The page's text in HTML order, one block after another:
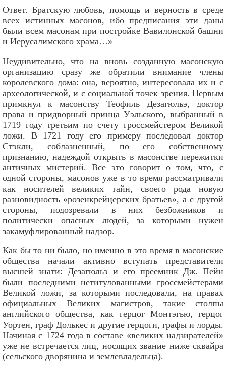
Ответ. Братскую любовь, помощь и верность в среде
всех истинных масонов, ибо предписания эти даны
были всем масонам при постройке Вавилонской башни
и Иерусалимского храма…»
Неудивительно, что на вновь созданную масонскую
организацию сразу же обратили внимание члены
королевского дома: она, вероятно, интересовала их и с
археологической, и с социальной точек зрения. Первым
примкнул к масонству Теофиль Дезагюльэ, доктор
права и придворный принца Уэльского, выбранный в
1719 году третьим по счету гроссмейстером Великой
ложи. В 1721 году его примеру последовал доктор
Стэкли, соблазненный, по его собственному
признанию, надеждой открыть в масонстве пережитки
античных мистерий. Все это говорит о том, что, с
одной стороны, масонов уже в то время рассматривали
как носителей великих тайн, своего рода новую
разновидность «розенкрейцерских братьев», а с другой
стороны, подозревали в них безбожников и
политически опасных людей, за которыми нужен
закамуфлированный надзор.
Как бы то ни было, но именно в это время в масонские
общества начали активно вступать представители
высшей знати: Дезагюльэ и его преемник Дж. Пейн
были последними нетитулованными гроссмейстерами
Великой ложи, за которыми последовали, на правах
официальных Великих магистров, такие столпы
английского общества, как герцог Монтэгью, герцог
Уортен, граф Долькес и другие герцоги, графы и лорды.
Начиная с 1724 года в составе «великих надзирателей»
уже не встречается лиц, носящих звание ниже сквайра
(сельского дворянина и землевладельца).